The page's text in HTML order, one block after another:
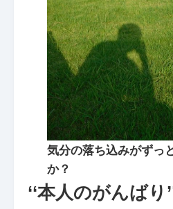
気分の落ち込みがずっ
か？
‘‘本人のがんばり